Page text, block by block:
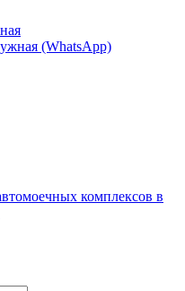
(WhatsApp)